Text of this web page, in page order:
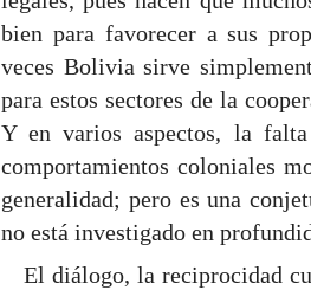
bien para favorecer a sus
veces Bolivia sirve
para estos sectores de la
Y en varios aspectos, la
comportamientos coloniales
generalidad; pero es una
no está investigado en
El diálogo, la reciprocidad